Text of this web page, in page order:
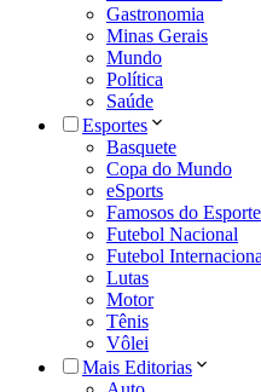
Gastronomia
Minas Gerais
Mundo
Política
Saúde
Esportes
Basquete
Copa do Mundo
eSports
Famosos do Esporte
Futebol Nacional
Futebol
Lutas
Motor
Tênis
Vôlei
Mais Editorias